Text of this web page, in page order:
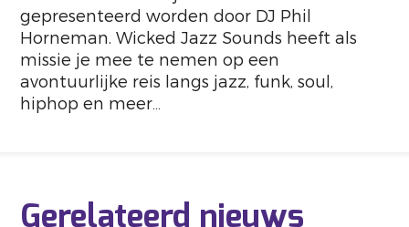
gepresenteerd worden door DJ Phil
Horneman. Wicked Jazz Sounds heeft als
missie je mee te nemen op een
avontuurlijke reis langs jazz, funk, soul,
hiphop en meer…
Gerelateerd nieuws